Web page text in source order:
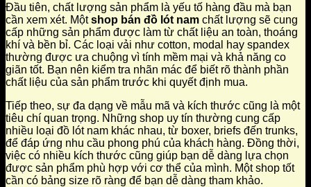
Đầu tiên, chất lượng sản phẩm là yếu tố hàng đầu mà bạn
cần xem xét. Mộtshop bán đồ lót nam chất lượng sẽ cung
cấp những sản phẩm được làm từ chất liệu an toàn, thoáng
khí và bền bỉ. Các loại vải như cotton, modal hay spandex
thường được ưa chuộng vì tính mềm mại và khả năng co
giãn tốt. Bạn nên kiểm tra nhãn mác để biết rõ thành phần
chất liệu của sản phẩm trước khi quyết định mua.
Tiếp theo, sự đa dạng về mẫu mã và kích thước cũng là một
tiêu chí quan trọng. Những shop uy tín thường cung cấp
nhiều loại đồ lót nam khác nhau, từ boxer, briefs đến trunks,
để đáp ứng nhu cầu phong phú của khách hàng. Đồng thời,
việc có nhiều kích thước cũng giúp bạn dễ dàng lựa chọn
được sản phẩm phù hợp với cơ thể của mình. Một shop tốt
cần có bảng size rõ ràng để bạn dễ dàng tham khảo.